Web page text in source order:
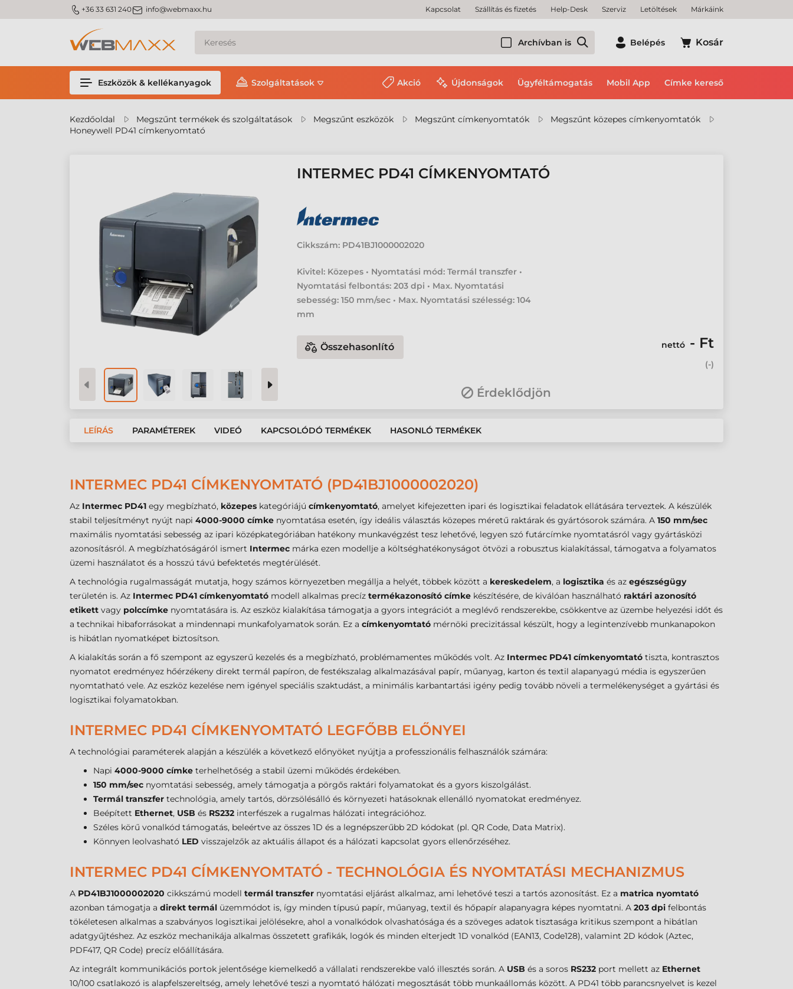
m_phone +36 33 631 240m_email info@webmaxx.hu Kapcsolat Szállítás és fizetés Help-Desk Szerviz Letöltések Márkáink
Archívban is Belépés Kosár
Eszközök & kellékanyagok Szolgáltatások Akció Újdonságok Ügyféltámogatás Mobil App Címke kereső
Kezdőoldal Megszűnt termékek és szolgáltatások Megszűnt eszközök Megszűnt címkenyomtatók
Megszűnt közepes címkenyomtatók
Honeywell PD41 címkenyomtató
INTERMEC PD41 CÍMKENYOMTATÓ
Cikkszám: PD41BJ1000002020
Kivitel: Közepes • Nyomtatási mód: Termál transzfer •
Nyomtatási felbontás: 203 dpi • Max. Nyomtatási
sebesség: 150 mm/sec • Max. Nyomtatási szélesség: 104
mm
Összehasonlító nettó - Ft
(-)
Érdeklődjön
LEÍRÁS PARAMÉTEREK VIDEÓ KAPCSOLÓDÓ TERMÉKEK HASONLÓ TERMÉKEK
INTERMEC PD41 CÍMKENYOMTATÓ (PD41BJ1000002020)
Az Intermec PD41 egy megbízható, közepes kategóriájú címkenyomtató, amelyet kifejezetten ipari és logisztikai feladatok ellátására terveztek. A készülék
stabil teljesítményt nyújt napi 4000-9000 címke nyomtatása esetén, így ideális választás közepes méretű raktárak és gyártósorok számára. A 150 mm/sec
maximális nyomtatási sebesség az ipari középkategóriában hatékony munkavégzést tesz lehetővé, legyen szó futárcímke nyomtatásról vagy gyártásközi
azonosításról. A megbízhatóságáról ismert Intermec márka ezen modellje a költséghatékonyságot ötvözi a robusztus kialakítással, támogatva a folyamatos
üzemi használatot és a hosszú távú befektetés megtérülését.
A technológia rugalmasságát mutatja, hogy számos környezetben megállja a helyét, többek között a kereskedelem, a logisztika és az egészségügy
területén is. Az Intermec PD41 címkenyomtató modell alkalmas precíz termékazonosító címke készítésére, de kiválóan használható raktári azonosító
etikett vagy polccímke nyomtatására is. Az eszköz kialakítása támogatja a gyors integrációt a meglévő rendszerekbe, csökkentve az üzembe helyezési időt és
a technikai hibaforrásokat a mindennapi munkafolyamatok során. Ez a címkenyomtató mérnöki precizitással készült, hogy a legintenzívebb munkanapokon
is hibátlan nyomatképet biztosítson.
A kialakítás során a fő szempont az egyszerű kezelés és a megbízható, problémamentes működés volt. Az Intermec PD41 címkenyomtató tiszta, kontrasztos
nyomatot eredményez hőérzékeny direkt termál papíron, de festékszalag alkalmazásával papír, műanyag, karton és textil alapanyagú média is egyszerűen
nyomtatható vele. Az eszköz kezelése nem igényel speciális szaktudást, a minimális karbantartási igény pedig tovább növeli a termelékenységet a gyártási és
logisztikai folyamatokban.
INTERMEC PD41 CÍMKENYOMTATÓ LEGFŐBB ELŐNYEI
A technológiai paraméterek alapján a készülék a következő előnyöket nyújtja a professzionális felhasználók számára:
Napi 4000-9000 címke terhelhetőség a stabil üzemi működés érdekében.
150 mm/sec nyomtatási sebesség, amely támogatja a pörgős raktári folyamatokat és a gyors kiszolgálást.
Termál transzfer technológia, amely tartós, dörzsölésálló és környezeti hatásoknak ellenálló nyomatokat eredményez.
Beépített Ethernet, USB és RS232 interfészek a rugalmas hálózati integrációhoz.
Széles körű vonalkód támogatás, beleértve az összes 1D és a legnépszerűbb 2D kódokat (pl. QR Code, Data Matrix).
Könnyen leolvasható LED visszajelzők az aktuális állapot és a hálózati kapcsolat gyors ellenőrzéséhez.
INTERMEC PD41 CÍMKENYOMTATÓ - TECHNOLÓGIA ÉS NYOMTATÁSI MECHANIZMUS
A PD41BJ1000002020 cikkszámú modell termál transzfer nyomtatási eljárást alkalmaz, ami lehetővé teszi a tartós azonosítást. Ez a matrica nyomtató
azonban támogatja a direkt termál üzemmódot is, így minden típusú papír, műanyag, textil és hőpapír alapanyagra képes nyomtatni. A 203 dpi felbontás
tökéletesen alkalmas a szabványos logisztikai jelölésekre, ahol a vonalkódok olvashatósága és a szöveges adatok tisztasága kritikus szempont a hibátlan
adatgyűjtéshez. Az eszköz mechanikája alkalmas összetett grafikák, logók és minden elterjedt 1D vonalkód (EAN13, Code128), valamint 2D kódok (Aztec,
PDF417, QR Code) precíz előállítására.
Az integrált kommunikációs portok jelentősége kiemelkedő a vállalati rendszerekbe való illesztés során. A USB és a soros RS232 port mellett az Ethernet
10/100 csatlakozó is alapfelszereltség, amely lehetővé teszi a nyomtató hálózati megosztását több munkaállomás között. A PD41 több parancsnyelvet is kezel